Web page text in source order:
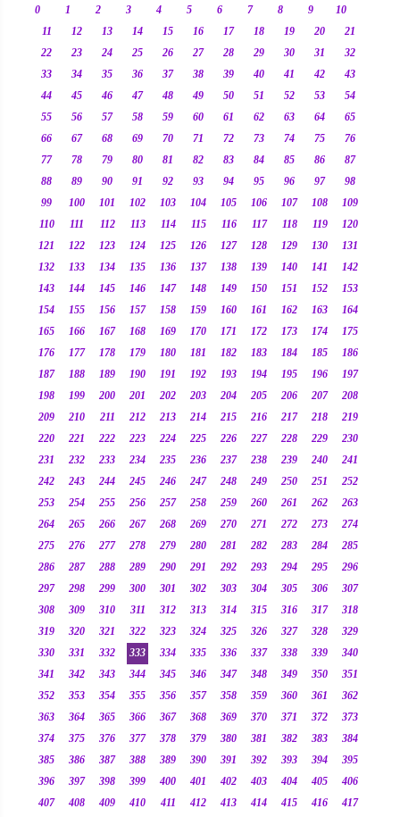
0 1 2 3 4 5 6 7 8 9
10
11
12 13 14 15 16 17 18 19 20
21
22
23 24 25 26 27 28 29 30 31
32
33
34 35 36 37 38 39 40 41 42
43
44
45 46 47 48 49 50 51 52 53
54
55
56 57 58 59 60 61 62 63 64
65
66
67 68 69 70 71 72 73 74 75
76
77
78 79 80 81 82 83 84 85 86
87
88
89 90 91 92 93 94 95 96 97
98
99
100 101 102 103 104 105 106 107 108
109
110
111 112 113 114 115 116 117 118 119
120
121
122 123 124 125 126 127 128 129 130
131
132
133 134 135 136 137 138 139 140 141
142
143
144 145 146 147 148 149 150 151 152
153
154
155 156 157 158 159 160 161 162 163
164
165
166 167 168 169 170 171 172 173 174
175
176
177 178 179 180 181 182 183 184 185
186
187
188 189 190 191 192 193 194 195 196
197
198
199 200 201 202 203 204 205 206 207
208
209
210 211 212 213 214 215 216 217 218
219
220
221 222 223 224 225 226 227 228 229
230
231
232 233 234 235 236 237 238 239 240
241
242
243 244 245 246 247 248 249 250 251
252
253
254 255 256 257 258 259 260 261 262
263
264
265 266 267 268 269 270 271 272 273
274
275
276 277 278 279 280 281 282 283 284
285
286
287 288 289 290 291 292 293 294 295
296
297
298 299 300 301 302 303 304 305 306
307
308
309 310 311 312 313 314 315 316 317
318
319
320 321 322 323 324 325 326 327 328
329
330
331 332 333 334 335 336 337 338 339
340
341
342 343 344 345 346 347 348 349 350
351
352
353 354 355 356 357 358 359 360 361
362
363
364 365 366 367 368 369 370 371 372
373
374
375 376 377 378 379 380 381 382 383
384
385
386 387 388 389 390 391 392 393 394
395
396
397 398 399 400 401 402 403 404 405
406
407
408 409 410 411 412 413 414 415 416
417